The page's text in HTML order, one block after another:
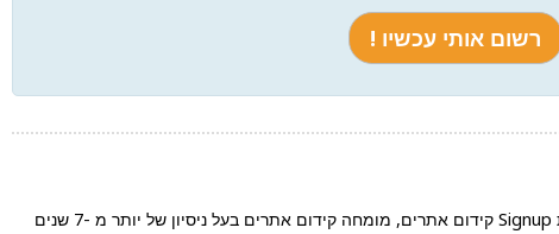
הוא שותף בחברת Signup קידום אתרים, מומחה קידום אתרים בעל ניסיון של יותר מ -7 שנים